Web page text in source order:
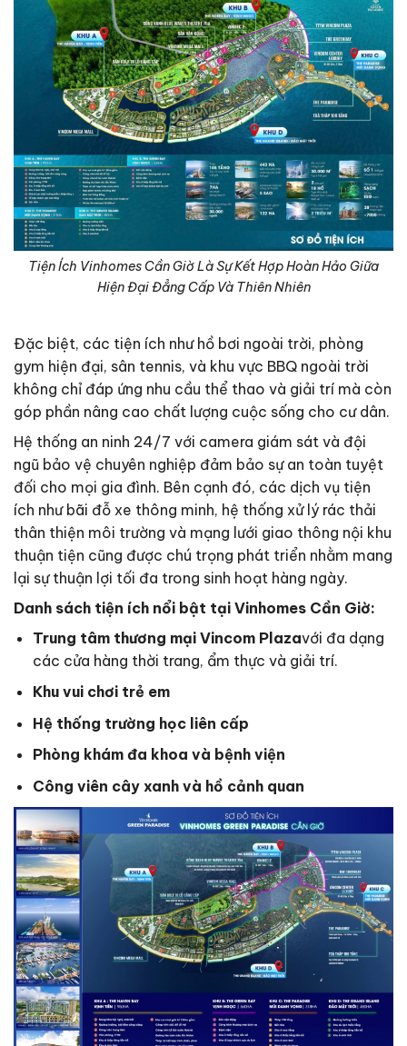
Tiện Ích Vinhomes Cần Giờ Là Sự Kết Hợp Hoàn Hảo Giữa
Hiện Đại Đẳng Cấp Và Thiên Nhiên
Đặc biệt, các tiện ích như hồ bơi ngoài trời, phòng
gym hiện đại, sân tennis, và khu vực BBQ ngoài trời
không chỉ đáp ứng nhu cầu thể thao và giải trí mà còn
góp phần nâng cao chất lượng cuộc sống cho cư dân.
Hệ thống an ninh 24/7 với camera giám sát và đội
ngũ bảo vệ chuyên nghiệp đảm bảo sự an toàn tuyệt
đối cho mọi gia đình. Bên cạnh đó, các dịch vụ tiện
ích như bãi đỗ xe thông minh, hệ thống xử lý rác thải
thân thiện môi trường và mạng lưới giao thông nội khu
thuận tiện cũng được chú trọng phát triển nhằm mang
lại sự thuận lợi tối đa trong sinh hoạt hàng ngày.
Danh sách tiện ích nổi bật tại Vinhomes Cần Giờ:
Trung tâm thương mại Vincom Plazavới đa dạng
các cửa hàng thời trang, ẩm thực và giải trí.
Khu vui chơi trẻ em
Hệ thống trường học liên cấp
Phòng khám đa khoa và bệnh viện
Công viên cây xanh và hồ cảnh quan